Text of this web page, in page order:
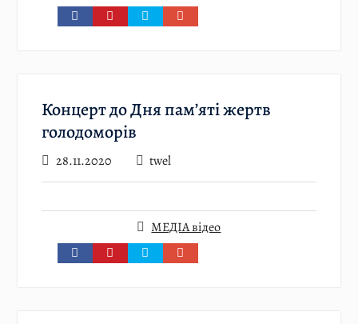
Концерт до Дня пам’яті жертв
голодоморів
28.11.2020 twel
МЕДІА відео